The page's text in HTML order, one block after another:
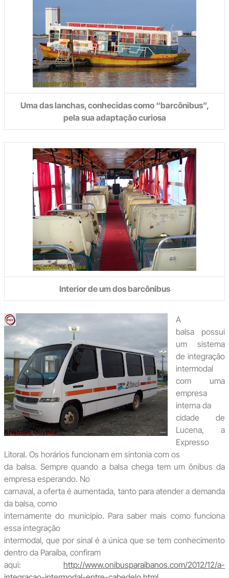
Uma das lanchas, conhecidas como “barcônibus”,
pela sua adaptação curiosa
Interior de um dos barcônibus
A
balsa possui
um sistema
de integração
intermodal
com uma
empresa
interna da
cidade de
Lucena, a
Expresso
Litoral. Os horários funcionam em sintonia com os
da balsa. Sempre quando a balsa chega tem um ônibus da
empresa esperando. No
carnaval, a oferta é aumentada, tanto para atender a demanda
da balsa, como
internamente do município. Para saber mais como funciona
essa integração
intermodal, que por sinal é a única que se tem conhecimento
dentro da Paraíba, confiram
aqui: http://www.onibusparaibanos.com/2012/12/a-